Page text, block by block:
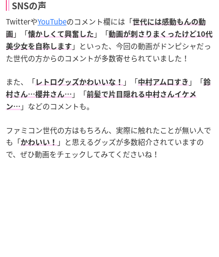
SNSの声
TwitterやYouTubeのコメント欄には「世代には感動もんの動
画 」「懐かしくて興奮した 」「動画が刺さりまくったけど10代
美少女を自称します 」といった、今回の動画がドンピシャだっ
た世代の方からのコメントが多数寄せられていました！
また、「 レトログッズかわいいな！ 」「中村アムロすき 」「鈴
村さん…櫻井さん… 」「前髪で片目隠れる中村さんイケメ
ン… 」などのコメントも。
ファミコン世代の方はもちろん、実際に触れたことが無い人で
も「かわいい！
」と思えるグッズが多数紹介されていますの
で、ぜひ動画をチェックしてみてくださいね！